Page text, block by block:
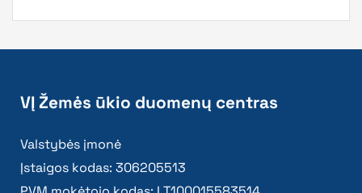
VĮ Žemės ūkio duomenų centras
Valstybės įmonė
Įstaigos kodas: 306205513